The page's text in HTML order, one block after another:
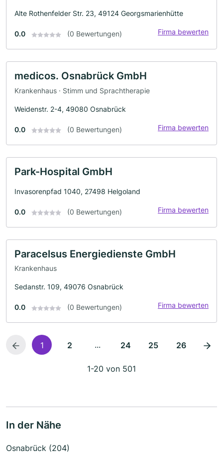
Alte Rothenfelder Str. 23, 49124 Georgsmarienhütte
0.0 (0 Bewertungen) Firma bewerten
medicos. Osnabrück GmbH
Krankenhaus · Stimm und Sprachtherapie
Weidenstr. 2-4, 49080 Osnabrück
0.0 (0 Bewertungen) Firma bewerten
Park-Hospital GmbH
Invasorenpfad 1040, 27498 Helgoland
0.0 (0 Bewertungen) Firma bewerten
Paracelsus Energiedienste GmbH
Krankenhaus
Sedanstr. 109, 49076 Osnabrück
0.0 (0 Bewertungen) Firma bewerten
1 2 ... 24 25 26
1-20 von 501
In der Nähe
Osnabrück (204)